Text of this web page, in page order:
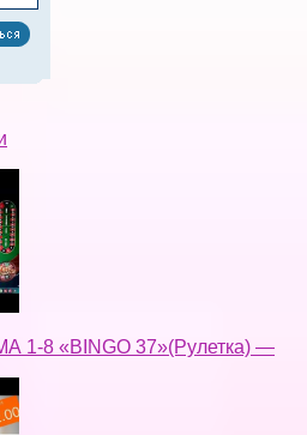
8 «BINGO 37»(Рулетка) —